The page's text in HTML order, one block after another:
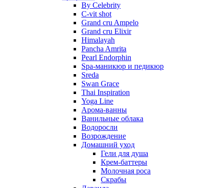
By Celebrity
C-vit shot
Grand cru Ampelo
Grand сru Elixir
Himalayah
Pancha Amrita
Pearl Endorphin
Spa-маникюр и педикюр
Sreda
Swan Grace
Thai Inspiration
Yoga Line
Арома-ванны
Ванильные облака
Водоросли
Возрождение
Домашний уход
Гели для душа
Крем-баттеры
Молочная роса
Скрабы